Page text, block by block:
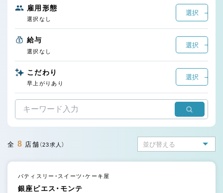
雇用形態
選択
選択なし
給与
選択
選択なし
こだわり
選択
早上がりあり
全 8 店舗 （23求人）
パティスリー・スイーツ・ケーキ屋
銀座ピエス・モンテ